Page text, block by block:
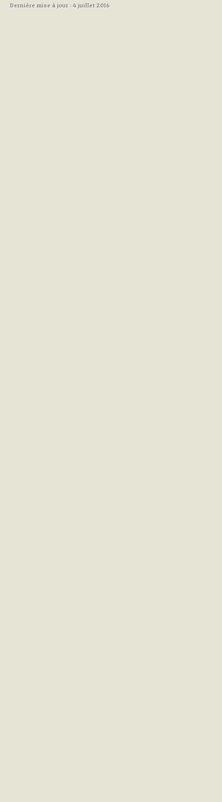
Dernière mise à jour : 4 juillet 2016